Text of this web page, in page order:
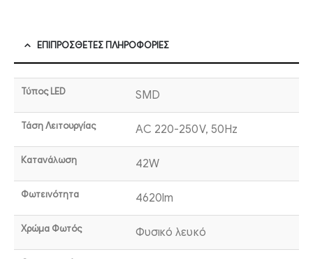
ΕΠΙΠΡΌΣΘΕΤΕΣ ΠΛΗΡΟΦΟΡΊΕΣ
Τύπος LED SMD
Τάση Λειτουργίας AC 220-250V, 50Hz
Κατανάλωση 42W
Φωτεινότητα 4620lm
Χρώμα Φωτός Φυσικό λευκό